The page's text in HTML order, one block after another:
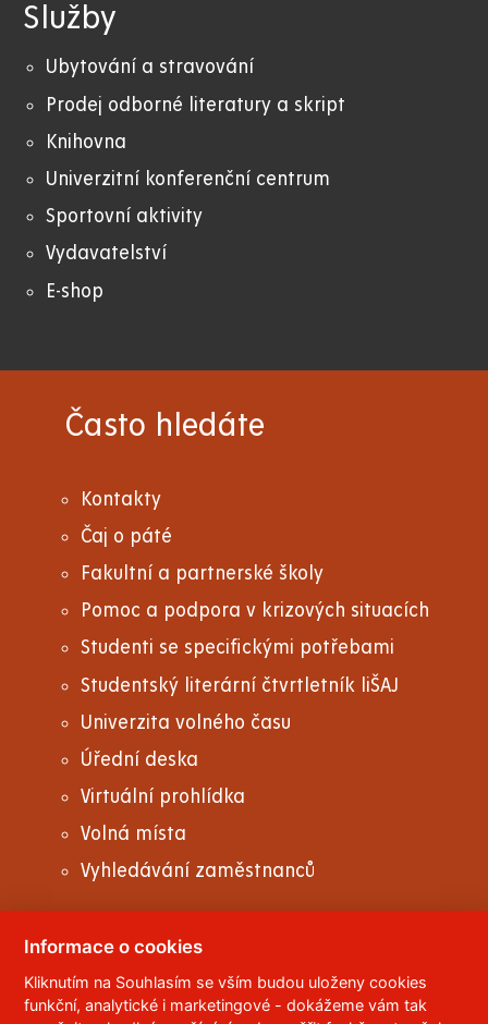
Služby
Ubytování a stravování
Prodej odborné literatury a skript
Knihovna
Univerzitní konferenční centrum
Sportovní aktivity
Vydavatelství
E-shop
Často hledáte
Kontakty
Čaj o páté
Fakultní a partnerské školy
Pomoc a podpora v krizových situacích
Studenti se specifickými potřebami
Studentský literární čtvrtletník liŠAJ
Univerzita volného času
Úřední deska
Virtuální prohlídka
Volná místa
Vyhledávání zaměstnanců
© 2023 Univerzita Pardubice,Studentská 95
532 10 Pardubice 2
Informace o cookies
Kliknutím na Souhlasím se vším budou uloženy cookies
funkční, analytické i marketingové - dokážeme vám tak